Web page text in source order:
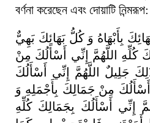
বর্ণনা করেছেন এবং দোয়াটি নিন্মরূপ:
بِأَبْهَاهُ وَ كُلُّ بَهَائِكَ بَهِيٌّ
كُلِّهِ اللَّهُمَّ إِنِّي أَسْأَلُكَ مِنْ
جَلِيلٌ اللَّهُمَّ إِنِّي
أَسْأَلُكَ
أَسْأَلُكَ مِنْ جَمَالِكَ بِأَجْمَلِهِ وَ
إِنِّي أَسْأَلُكَ بِجَمَالِكَ كُلِّهِ